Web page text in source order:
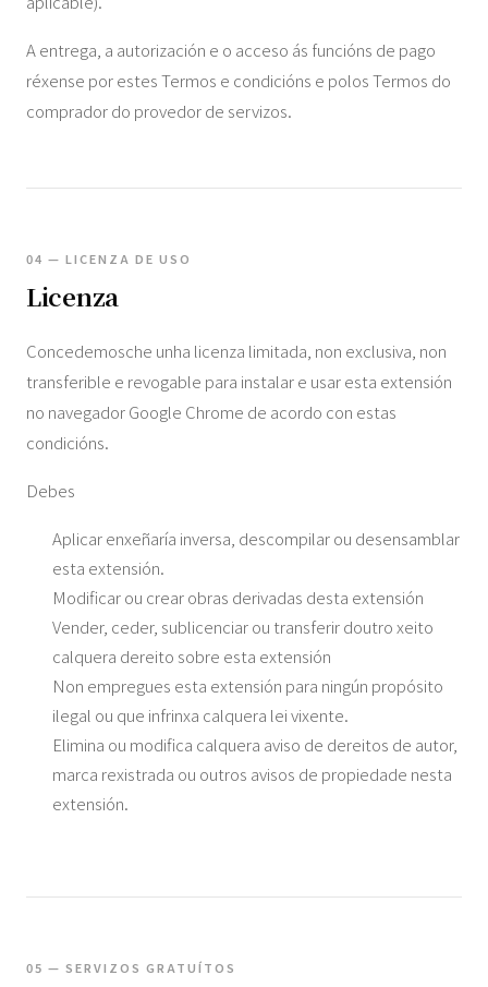
A entrega, a autorización e o acceso ás funcións de pago
réxense por estes Termos e condicións e polos Termos do
comprador do provedor de servizos.
04 — LICENZA DE USO
Licenza
Concedemosche unha licenza limitada, non exclusiva, non
transferible e revogable para instalar e usar esta extensión
no navegador Google Chrome de acordo con estas
condicións.
Debes
Aplicar enxeñaría inversa, descompilar ou desensamblar
esta extensión.
Modificar ou crear obras derivadas desta extensión
Vender, ceder, sublicenciar ou transferir doutro xeito
calquera dereito sobre esta extensión
Non empregues esta extensión para ningún propósito
ilegal ou que infrinxa calquera lei vixente.
Elimina ou modifica calquera aviso de dereitos de autor,
marca rexistrada ou outros avisos de propiedade nesta
extensión.
05 — SERVIZOS GRATUÍTOS